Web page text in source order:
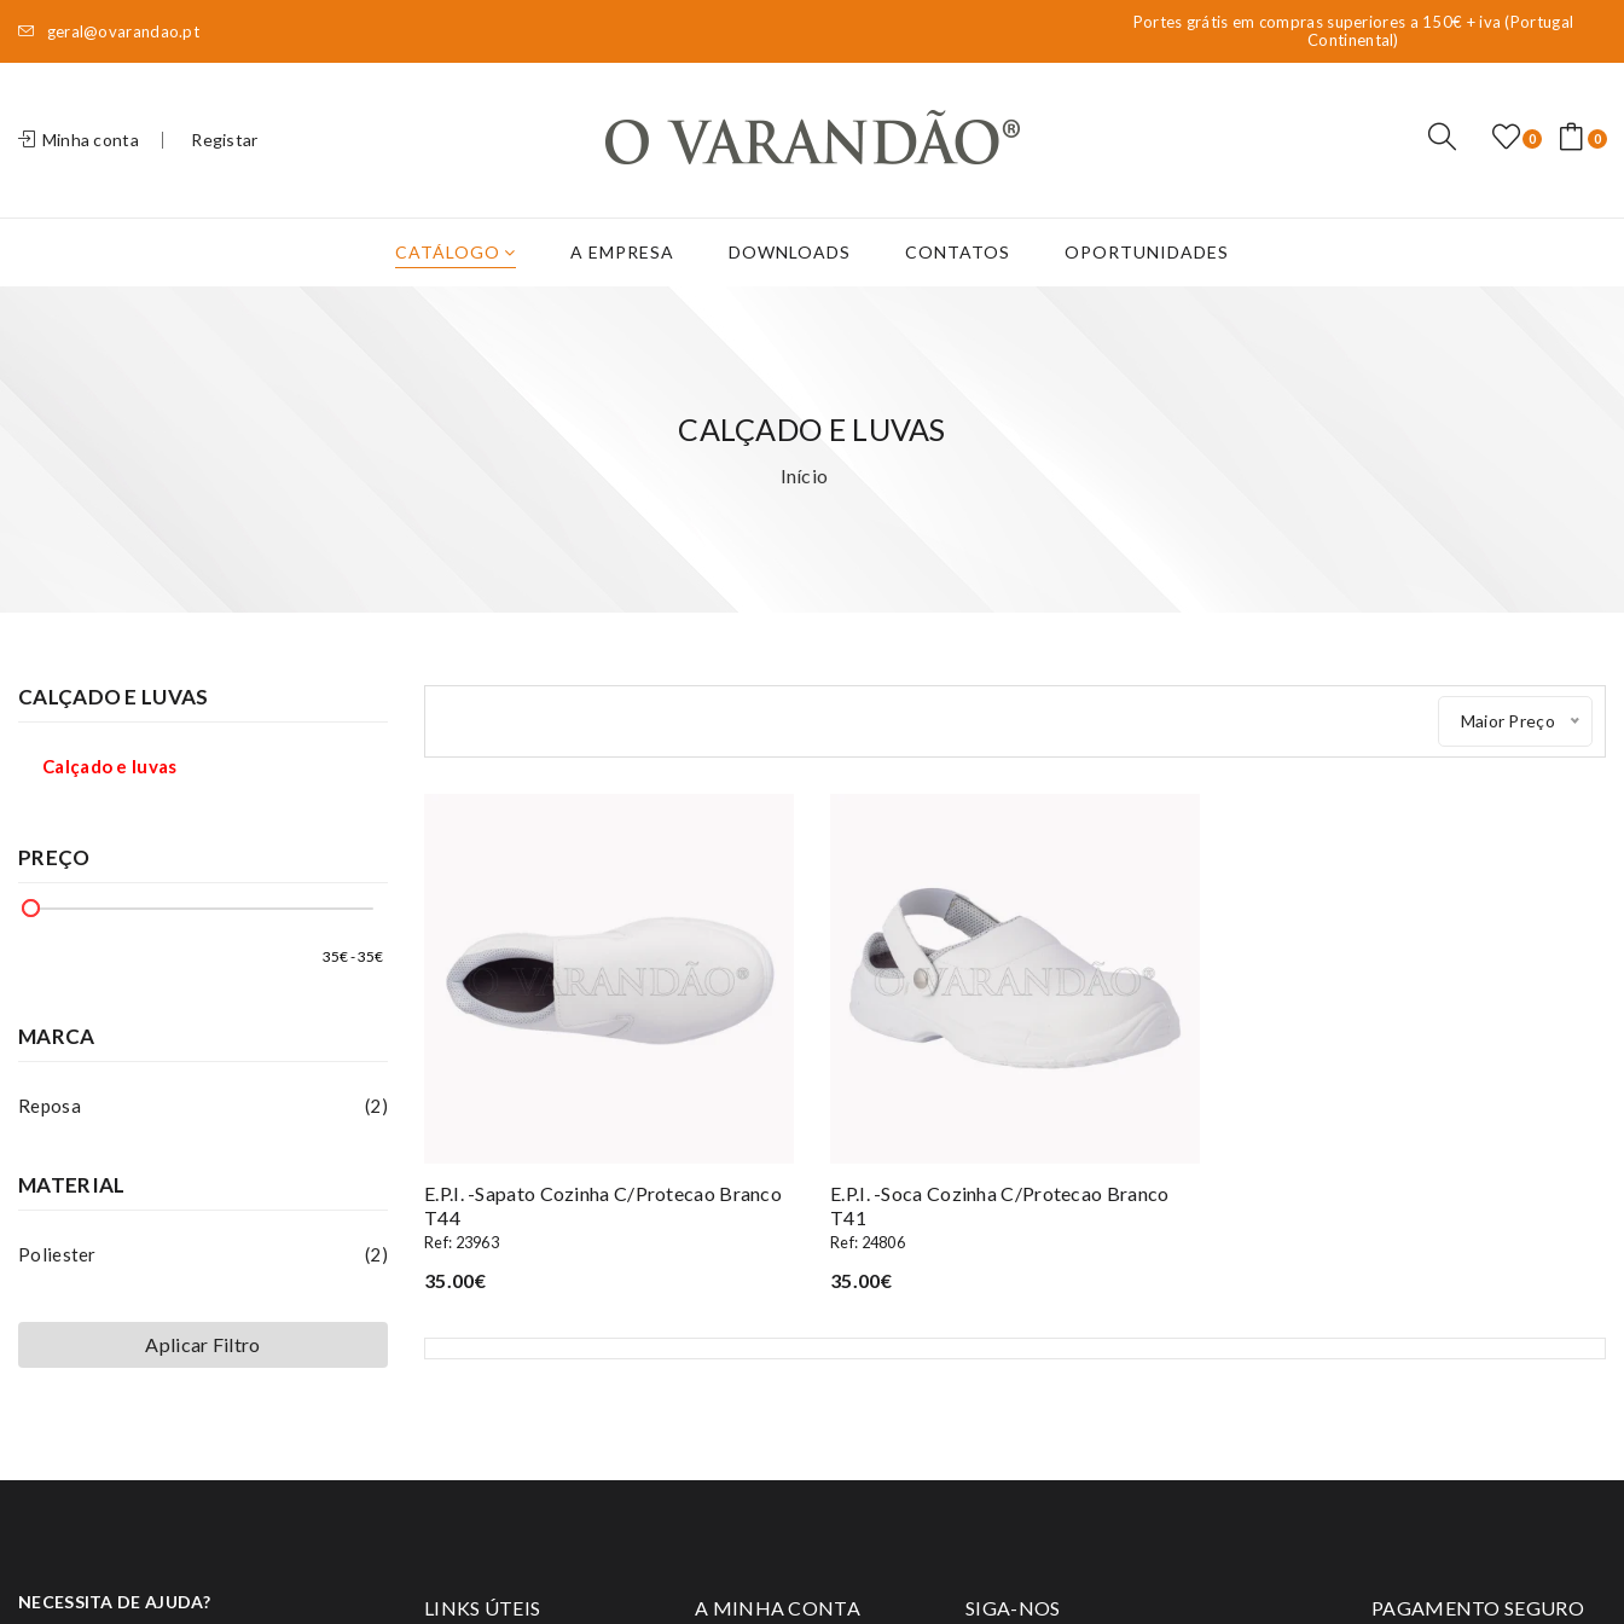
geral@ovarandao.pt
Portes grátis em compras superiores a 150€ + iva (Portugal
Continental)
Minha conta Registar 0 0
CATÁLOGO A EMPRESA DOWNLOADS CONTATOS OPORTUNIDADES
CALÇADO E LUVAS
Início
CALÇADO E LUVAS
Calçado e luvas
PREÇO
MARCA
Reposa (2)
MATERIAL
Poliester (2)
Aplicar Filtro
Maior Preço
E.p.i. -sapato Cozinha C/protecao Branco
T44
Ref: 23963
35.00€
E.p.i. -soca Cozinha C/protecao Branco
T41
Ref: 24806
35.00€
NECESSITA DE AJUDA? LINKS ÚTEIS A MINHA CONTA SIGA-NOS PAGAMENTO SEGURO